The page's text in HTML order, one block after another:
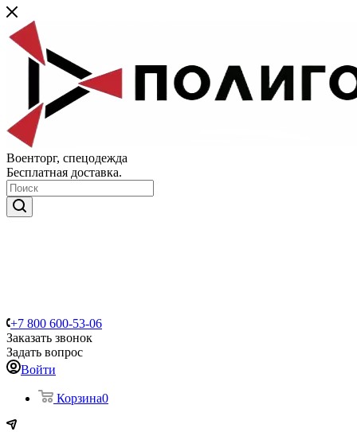
Военторг, спецодежда
Бесплатная доставка.
+7 800 600-53-06
Заказать звонок
Задать вопрос
Войти
Корзина0